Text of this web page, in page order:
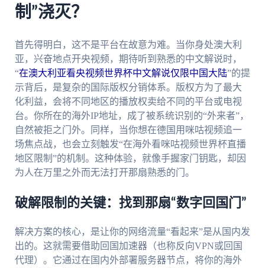
制”浇灭？
首先得明白，这不是平台在故意为难。当你身处澳大利
亚，兴奋地点开央视频，期待听到熟悉的中文解说时，
“在澳大利亚看央视频世界杯中文解说仅限中国大陆”的提
示背后，是复杂的国际版权分销体系。版权方为了最大
化利益，会将不同地区的播放权卖给不同的平台或电视
台。你所在的海外IP地址，成了被系统识别的“外来者”，
自然被拒之门外。同样，当你想在德国用咪咕视频追一
场焦点战，也会立刻触发“在海外看咪咕视频世界杯直播
地区限制”的机制。这种体验，就像手握家门钥匙，却因
为人在万里之外而无法打开那扇熟悉的门。
破解限制的关键：找到那扇“数字回国门”
解决方案的核心，是让你的网络流量“看起来”是从国内发
出的。这就需要借助回国加速器（也称反向VPN或回国
代理）。它通过在国内外部署服务器节点，将你的海外